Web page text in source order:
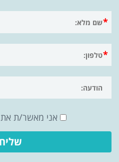
אני מאשר/ת את